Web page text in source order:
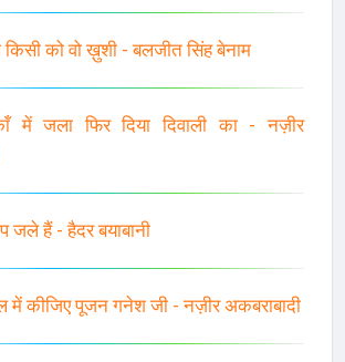
को वो ख़ुशी - बलजीत सिंह बेनाम
में जला फिर दिया दिवाली का - नज़ीर
जले हैं - हैदर बयाबानी
में कीजिए पूजन गनेश जी - नज़ीर अकबराबादी